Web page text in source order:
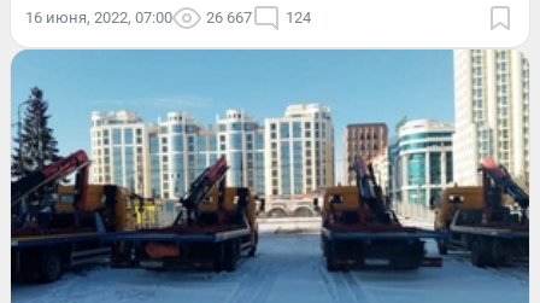
16 июня, 2022, 07:00 26 667 124